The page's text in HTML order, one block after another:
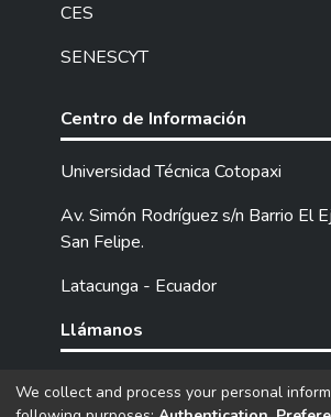
CES
SENESCYT
Centro de Información
Universidad Técnica Cotopaxi
Av. Simón Rodríguez s/n Barrio El
San Felipe.
Latacunga - Ecuador
Llámanos
Tel: (593) 03 2252205 /
We collect and process your personal